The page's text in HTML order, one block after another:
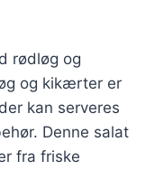
rødløg og
og kikærter er
kan serveres
Denne salat
fra friske